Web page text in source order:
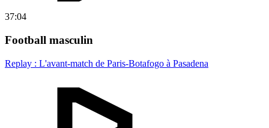
37:04
Football masculin
Replay : L'avant-match de Paris-Botafogo à Pasadena